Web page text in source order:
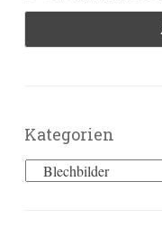
Kategorien
Kategorien